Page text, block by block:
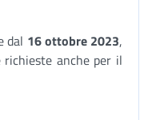
dal 16 ottobre 2023,
anche per il